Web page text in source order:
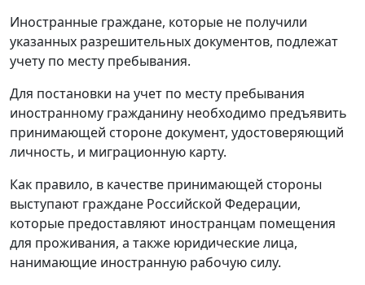
Иностранные граждане, которые не получили
указанных разрешительных документов, подлежат
учету по месту пребывания.
Для постановки на учет по месту пребывания
иностранному гражданину необходимо предъявить
принимающей стороне документ, удостоверяющий
личность, и миграционную карту.
Как правило, в качестве принимающей стороны
выступают граждане Российской Федерации,
которые предоставляют иностранцам помещения
для проживания, а также юридические лица,
нанимающие иностранную рабочую силу.